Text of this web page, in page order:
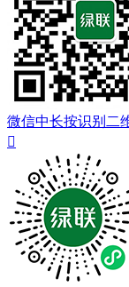
微信中长按识别二
